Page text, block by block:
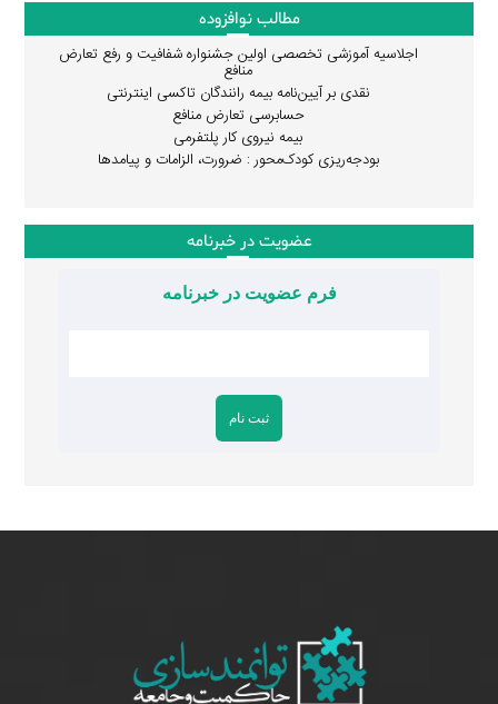
مطالب نوافزوده
اجلاسیه آموزشی تخصصی اولین جشنواره شفافیت و رفع تعارض
منافع
نقدی بر آیین‌نامه بیمه رانندگان تاکسی اینترنتی
حسابرسی تعارض منافع
بیمه نیروی کار پلتفرمی
بودجه‌ریزی کودک‌محور : ضرورت، الزامات و پیامدها
عضویت در خبرنامه
فرم عضویت در خبرنامه